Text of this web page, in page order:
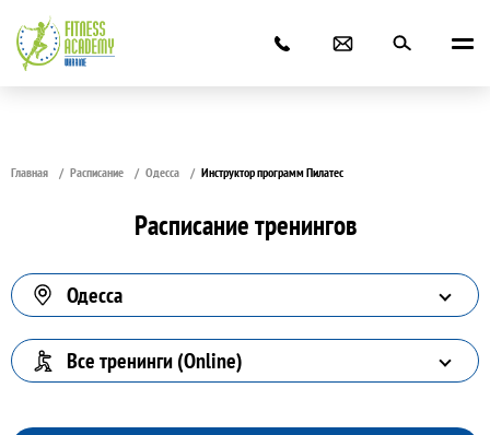
Главная Расписание Одесса Инструктор программ Пилатес
Расписание тренингов
Одесса
Все тренинги (Online)